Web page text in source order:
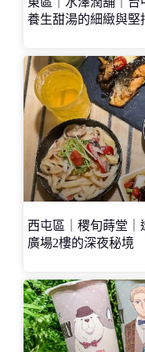
養生甜湯的細緻與堅
西屯區｜稷旬蒔堂
廣場2樓的深夜秘境